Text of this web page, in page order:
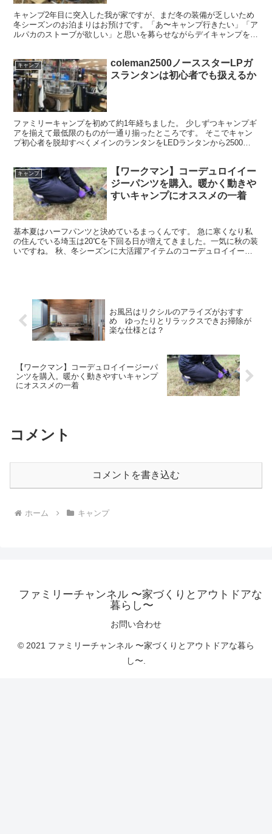
キャンプ2年目に突入した我が家ですが、まだ冬の装備が乏しいため
冬シーズンのお泊まりはお預けです。「あ〜キャンプ行きたい」「ア
ルパカのストーブが欲しい」と思いを募らせながらデイキャンプを楽
キャンプ
coleman2500ノーススターLPガ
スランタンは初心者でも扱えるか
ファミリーキャンプを初めて約1年経ちました。 少しずつキャンプギ
アを揃えて最低限のものが一通り揃ったところです。 そこでキャン
プ初心者を脱却すべくメインのランタンをLEDランタンから2500ノ
キャンプ
【ワークマン】コーデュロイイー
ジーパンツを購入。暖かく動きや
すいキャンプにオススメの一着
基本夏はハーフパンツと決めているまっくんです。 急に寒くなり私
の住んでいる埼玉は20℃を下回る日が増えてきました。一気に秋の装
いですね。 秋、冬シーズンに大活躍アイテムのコーデュロイイージ
お風呂はリクシルのアライズがおすす
め ゆったりとリラックスできお掃除が
楽な仕様とは？
【ワークマン】コーデュロイイージーパ
ンツを購入。暖かく動きやすいキャンプ
にオススメの一着
コメント
コメントを書き込む
ホーム キャンプ
ファミリーチャンネル 〜家づくりとアウトドアな
暮らし〜
お問い合わせ
© 2021 ファミリーチャンネル 〜家づくりとアウトドアな暮ら
し〜.